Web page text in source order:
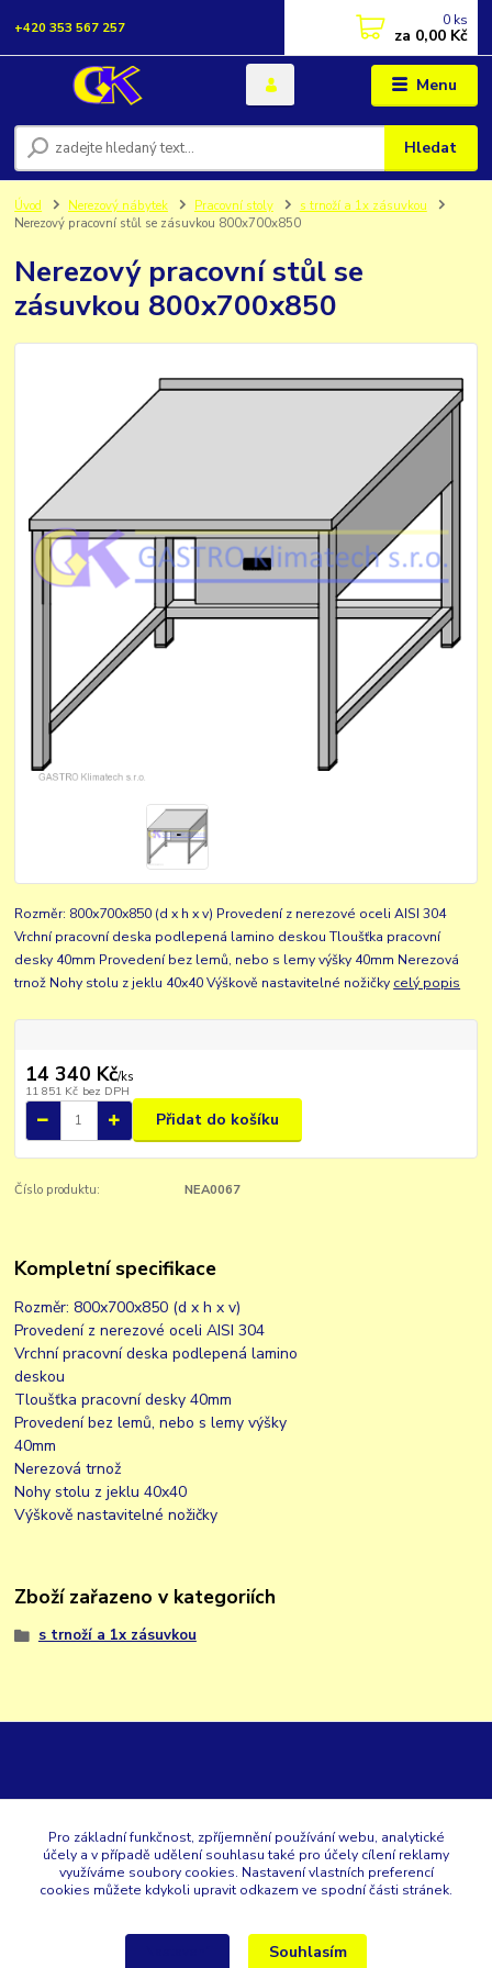
Menu
Hledat
+420 353 567 257 0 ks
za 0,00 Kč
Úvod Nerezový nábytek Pracovní stoly
s trnoží a 1x zásuvkou
Nerezový pracovní stůl se zásuvkou 800x700x850
Nerezový pracovní stůl se
zásuvkou 800x700x850
Rozměr: 800x700x850 (d x h x v) Provedení z nerezové oceli AISI 304
Vrchní pracovní deska podlepená lamino deskou Tloušťka pracovní
desky 40mm Provedení bez lemů, nebo s lemy výšky 40mm Nerezová
trnož Nohy stolu z jeklu 40x40 Výškově nastavitelné nožičky celý popis
14 340 Kč/ks
11 851 Kč bez DPH
Přidat do košíku
Číslo produktu: NEA0067
Kompletní specifikace
Rozměr: 800x700x850 (d x h x v)
Provedení z nerezové oceli AISI 304
Vrchní pracovní deska podlepená lamino
deskou
Tloušťka pracovní desky 40mm
Provedení bez lemů, nebo s lemy výšky
40mm
Nerezová trnož
Nohy stolu z jeklu 40x40
Výškově nastavitelné nožičky
Zboží zařazeno v kategoriích
s trnoží a 1x zásuvkou
+420 353 567 257
Pro základní funkčnost, zpříjemnění používání webu, analytické
účely a v případě udělení souhlasu také pro účely cílení reklamy
využíváme soubory cookies. Nastavení vlastních preferencí
cookies můžete kdykoli upravit odkazem ve spodní části stránek.
Souhlasím